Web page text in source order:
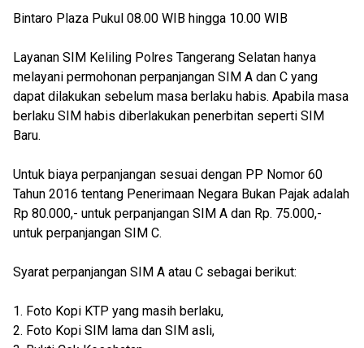
Bintaro Plaza Pukul 08.00 WIB hingga 10.00 WIB
Layanan SIM Keliling Polres Tangerang Selatan hanya
melayani permohonan perpanjangan SIM A dan C yang
dapat dilakukan sebelum masa berlaku habis. Apabila masa
berlaku SIM habis diberlakukan penerbitan seperti SIM
Baru.
Untuk biaya perpanjangan sesuai dengan PP Nomor 60
Tahun 2016 tentang Penerimaan Negara Bukan Pajak adalah
Rp 80.000,- untuk perpanjangan SIM A dan Rp. 75.000,-
untuk perpanjangan SIM C.
Syarat perpanjangan SIM A atau C sebagai berikut:
1. Foto Kopi KTP yang masih berlaku,
2. Foto Kopi SIM lama dan SIM asli,